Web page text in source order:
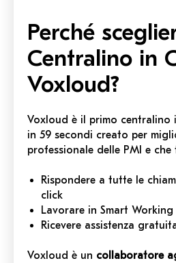
Perché
Centralino in
Voxloud?
Voxloud è il primo centralino
in 59 secondi creato per
professionale delle PMI e
Rispondere a tutte le
click
Lavorare in Smart
Ricevere assistenza
Voxloud è un collaboratore